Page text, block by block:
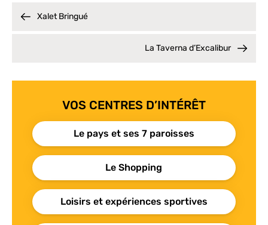
Xalet Bringué
La Taverna d’Excalibur
VOS CENTRES D’INTÉRÊT
Le pays et ses 7 paroisses
Le Shopping
Loisirs et expériences sportives